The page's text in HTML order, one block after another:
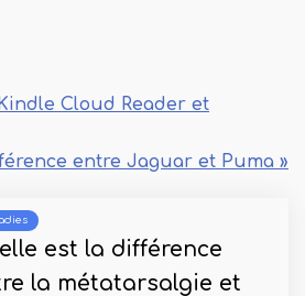
Cloud Reader et
entre Jaguar et Puma »
est la différence
la métatarsalgie et